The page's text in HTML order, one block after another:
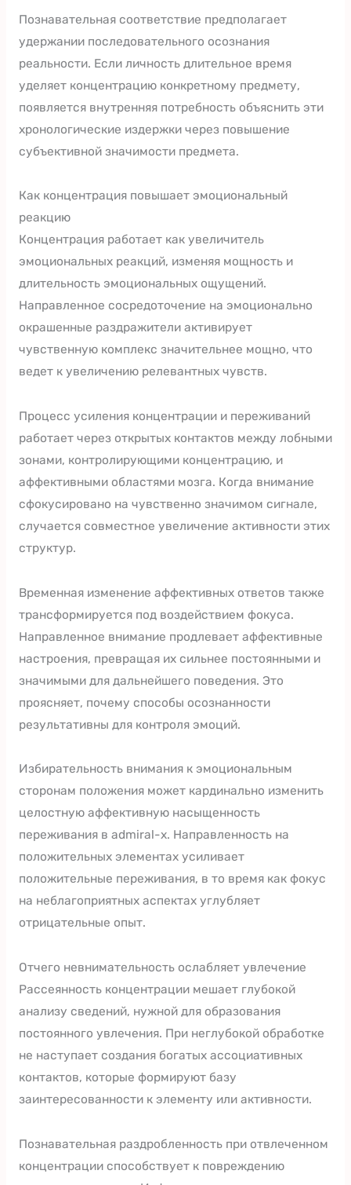
Познавательная соответствие предполагает
удержании последовательного осознания
реальности. Если личность длительное время
уделяет концентрацию конкретному предмету,
появляется внутренняя потребность объяснить эти
хронологические издержки через повышение
субъективной значимости предмета.
Как концентрация повышает эмоциональный
реакцию
Концентрация работает как увеличитель
эмоциональных реакций, изменяя мощность и
длительность эмоциональных ощущений.
Направленное сосредоточение на эмоционально
окрашенные раздражители активирует
чувственную комплекс значительнее мощно, что
ведет к увеличению релевантных чувств.
Процесс усиления концентрации и переживаний
работает через открытых контактов между лобными
зонами, контролирующими концентрацию, и
аффективными областями мозга. Когда внимание
сфокусировано на чувственно значимом сигнале,
случается совместное увеличение активности этих
структур.
Временная изменение аффективных ответов также
трансформируется под воздействием фокуса.
Направленное внимание продлевает аффективные
настроения, превращая их сильнее постоянными и
значимыми для дальнейшего поведения. Это
проясняет, почему способы осознанности
результативны для контроля эмоций.
Избирательность внимания к эмоциональным
сторонам положения может кардинально изменить
целостную аффективную насыщенность
переживания в admiral-x. Направленность на
положительных элементах усиливает
положительные переживания, в то время как фокус
на неблагоприятных аспектах углубляет
отрицательные опыт.
Отчего невнимательность ослабляет увлечение
Рассеянность концентрации мешает глубокой
анализу сведений, нужной для образования
постоянного увлечения. При неглубокой обработке
не наступает создания богатых ассоциативных
контактов, которые формируют базу
заинтересованности к элементу или активности.
Познавательная раздробленность при отвлеченном
концентрации способствует к повреждению